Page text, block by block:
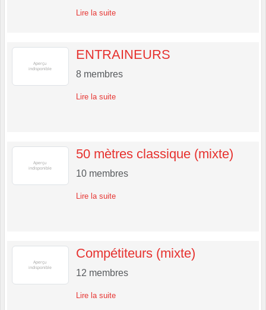
Lire la suite
ENTRAINEURS
8 membres
Lire la suite
50 mètres classique (mixte)
10 membres
Lire la suite
Compétiteurs (mixte)
12 membres
Lire la suite